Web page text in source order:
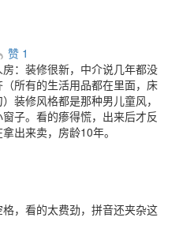
赞 1
：装修很新，中介说几年都没
所有的生活用品都在里面，床
装修风格都是那种男儿童风，
子。看的瘆得慌，出来后才反
出来卖，房龄10年。
，看的太费劲，拼音还夹杂这